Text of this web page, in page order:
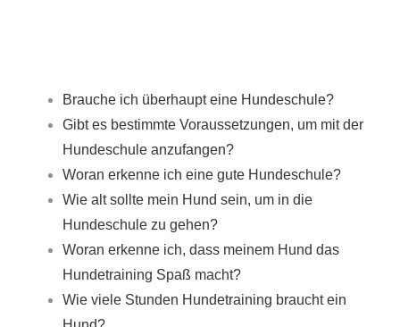
Brauche ich überhaupt eine Hundeschule?
Gibt es bestimmte Voraussetzungen, um mit der
Hundeschule anzufangen?
Woran erkenne ich eine gute Hundeschule?
Wie alt sollte mein Hund sein, um in die
Hundeschule zu gehen?
Woran erkenne ich, dass meinem Hund das
Hundetraining Spaß macht?
Wie viele Stunden Hundetraining braucht ein